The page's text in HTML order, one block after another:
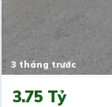
3 tháng trước
3.75 Tỷ